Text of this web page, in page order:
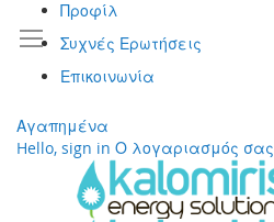
Προφίλ
Συχνές Ερωτήσεις
Επικοινωνία
Αγαπημένα
Hello, sign in Ο λογαριασμός σας